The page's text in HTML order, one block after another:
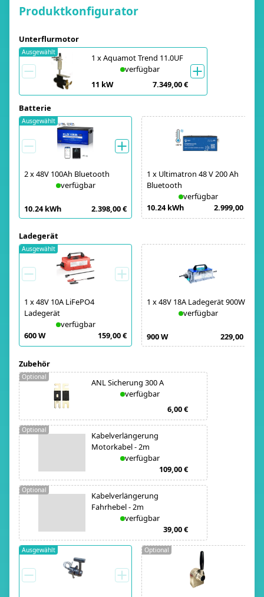
Produktkonfigurator
Unterflurmotor
1 xAquamot Trend 11.0UF
verfügbar
11 kW
7.349,00 €
Ausgewählt
Batterie
2x48V 100Ah Bluetooth
verfügbar
10.24 kWh 2.398,00 €
Ausgewählt
1 x Ultimatron 48 V 200 Ah
Bluetooth
verfügbar
10.24 kWh
2.999,00 €
Ladegerät
1 x48V 10A LiFePO4
Ladegerät
verfügbar
600 W
159,00 €
Ausgewählt
1 x48V 18A Ladegerät 900W
verfügbar
900 W 229,00 €
Zubehör
ANL Sicherung 300 A
verfügbar
6,00 €
Optional
Kabelverlängerung
Motorkabel - 2m
verfügbar
109,00 €
Optional
Kabelverlängerung
Fahrhebel - 2m
verfügbar
39,00 €
Optional
Ausgewählt Optional